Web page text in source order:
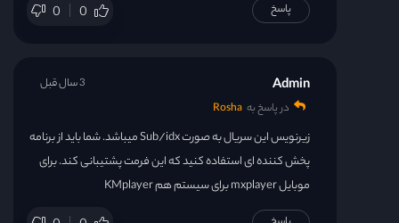
0 0 پاسخ
Admin
در پاسخ به Rosha
زیرنویس این سریال به صورت Sub/idx میباشد. شما باید از برنامه
پخش کننده ای استفاده کنید که این فرمت پشتیبانی کند. برای
موبایل mxplayer برای سیستم هم KMplayer
3 سال قبل